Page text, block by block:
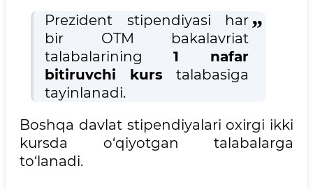
Prezident stipendiyasi har
bir OTM bakalavriat
talabalarining 1 nafar
bitiruvchi kurs talabasiga
tayinlanadi.
Boshqa davlat stipendiyalari oxirgi ikki
kursda o‘qiyotgan talabalarga
to‘lanadi.